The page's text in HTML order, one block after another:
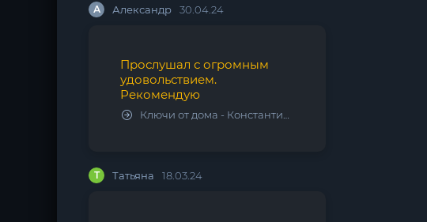
А Александр 30.04.24
Прослушал с огромным
удовольствием.
Рекомендую
Ключи от дома - Константин Калбазов
Т Татьяна 18.03.24